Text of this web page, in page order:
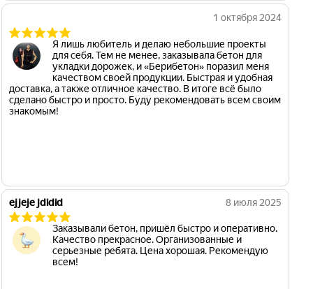
1 октября 2024
Я лишь любитель и делаю небольшие проекты
для себя. Тем не менее, заказывала бетон для
укладки дорожек, и «Берибетон» поразил меня
качеством своей продукции. Быстрая и удобная
доставка, а также отличное качество. В итоге всё было
сделано быстро и просто. Буду рекомендовать всем своим
знакомым!
ejjeje jdidid 8 июля 2025
Заказывали бетон, пришёл быстро и оперативно.
Качество прекрасное. Организованные и
серьезные ребята. Цена хорошая. Рекомендую
всем!